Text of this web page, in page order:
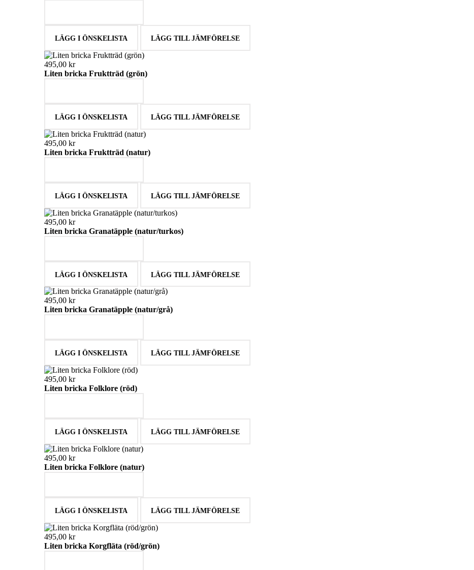
LÄGG I ÖNSKELISTA LÄGG TILL JÄMFÖRELSE
495,00 kr
Liten bricka Fruktträd (grön)
LÄGG I ÖNSKELISTA LÄGG TILL JÄMFÖRELSE
495,00 kr
Liten bricka Fruktträd (natur)
LÄGG I ÖNSKELISTA LÄGG TILL JÄMFÖRELSE
495,00 kr
Liten bricka Granatäpple (natur/turkos)
LÄGG I ÖNSKELISTA LÄGG TILL JÄMFÖRELSE
495,00 kr
Liten bricka Granatäpple (natur/grå)
LÄGG I ÖNSKELISTA LÄGG TILL JÄMFÖRELSE
495,00 kr
Liten bricka Folklore (röd)
LÄGG I ÖNSKELISTA LÄGG TILL JÄMFÖRELSE
495,00 kr
Liten bricka Folklore (natur)
LÄGG I ÖNSKELISTA LÄGG TILL JÄMFÖRELSE
495,00 kr
Liten bricka Korgfläta (röd/grön)